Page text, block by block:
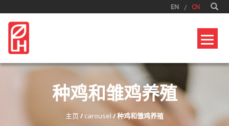
EN CN
种鸡和雏鸡养殖
主页 / carousel/种鸡和雏鸡养殖